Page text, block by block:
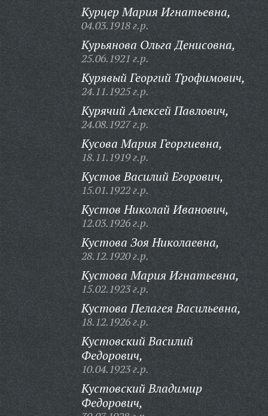
Курцер Мария Игнатьевна,
04.03.1918 г.р.
Курьянова Ольга Денисовна,
25.06.1921 г.р.
Курявый Георгий Трофимович,
24.11.1925 г.р.
Курячий Алексей Павлович,
24.08.1927 г.р.
Кусова Мария Георгиевна,
18.11.1919 г.р.
Кустов Василий Егорович,
15.01.1922 г.р.
Кустов Николай Иванович,
12.03.1926 г.р.
Кустова Зоя Николаевна,
28.12.1920 г.р.
Кустова Мария Игнатьевна,
15.02.1923 г.р.
Кустова Пелагея Васильевна,
18.12.1926 г.р.
Кустовский Василий
Федорович,
10.04.1923 г.р.
Кустовский Владимир
Федорович,